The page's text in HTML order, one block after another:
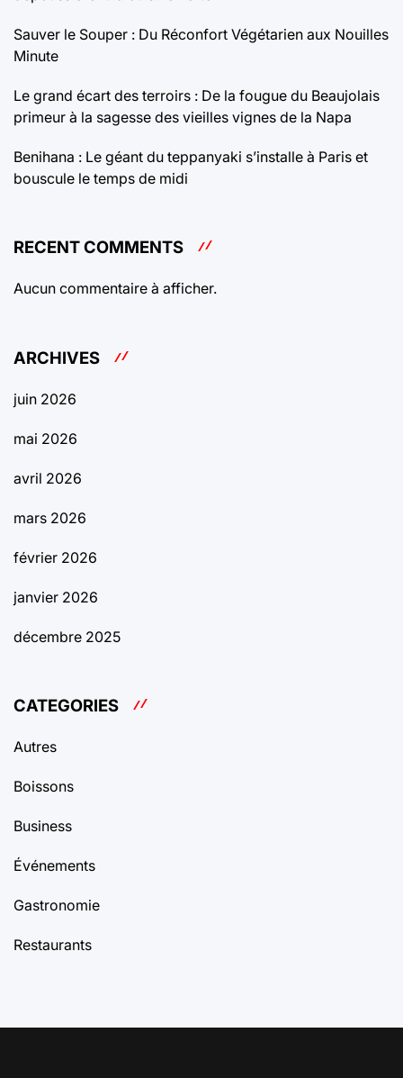
Sauver le Souper : Du Réconfort Végétarien aux Nouilles
Minute
Le grand écart des terroirs : De la fougue du Beaujolais
primeur à la sagesse des vieilles vignes de la Napa
Benihana : Le géant du teppanyaki s’installe à Paris et
bouscule le temps de midi
RECENT COMMENTS
Aucun commentaire à afficher.
ARCHIVES
juin 2026
mai 2026
avril 2026
mars 2026
février 2026
janvier 2026
décembre 2025
CATEGORIES
Autres
Boissons
Business
Événements
Gastronomie
Restaurants